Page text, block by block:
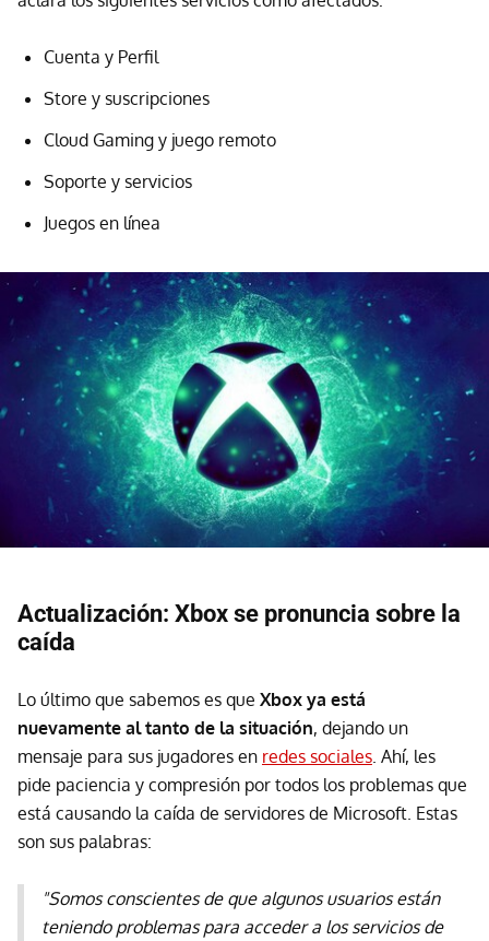
Cuenta y Perfil
Store y suscripciones
Cloud Gaming y juego remoto
Soporte y servicios
Juegos en línea
Actualización: Xbox se pronuncia sobre la
caída
Lo último que sabemos es que Xbox ya está
nuevamente al tanto de la situación, dejando un
mensaje para sus jugadores en redes sociales. Ahí, les
pide paciencia y compresión por todos los problemas que
está causando la caída de servidores de Microsoft. Estas
son sus palabras:
"Somos conscientes de que algunos usuarios están
teniendo problemas para acceder a los servicios de